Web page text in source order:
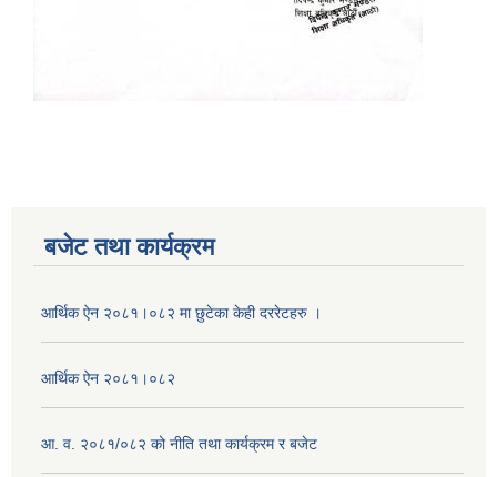
बजेट तथा कार्यक्रम
आर्थिक ऐन २०८१।०८२ मा छुटेका केही दररेटहरु ।
आर्थिक ऐन २०८१।०८२
आ. व. २०८१/०८२ को नीति तथा कार्यक्रम र बजेट